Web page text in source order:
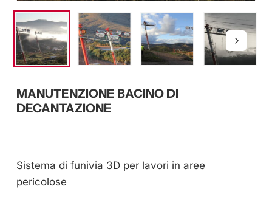
MANUTENZIONE BACINO DI
DECANTAZIONE
Sistema di funivia 3D per lavori in aree
pericolose